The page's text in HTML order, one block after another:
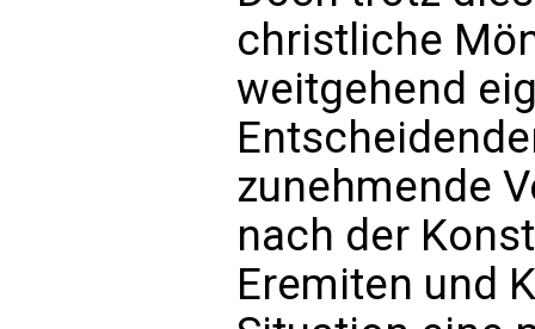
christliche
weitgehend
zunehmende
nach der
Eremiten und